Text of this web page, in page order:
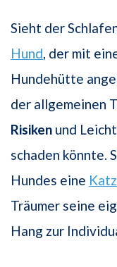
Sieht der
Hund , der mit
Hundehütte
der allgemeinen
Risiken und
schaden könnte.
Hundes eine
Träumer seine
Hang zur